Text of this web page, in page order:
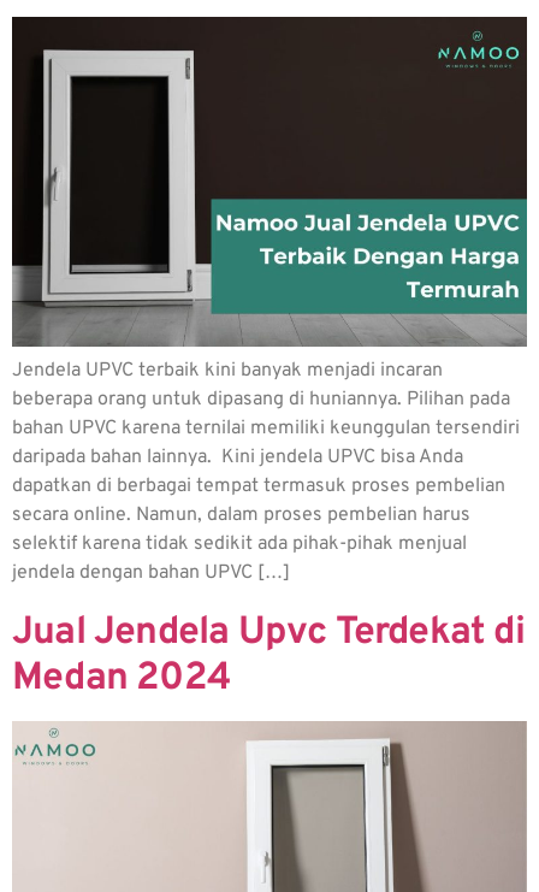
Jendela UPVC terbaik kini banyak menjadi incaran
beberapa orang untuk dipasang di huniannya. Pilihan pada
bahan UPVC karena ternilai memiliki keunggulan tersendiri
daripada bahan lainnya. Kini jendela UPVC bisa Anda
dapatkan di berbagai tempat termasuk proses pembelian
secara online. Namun, dalam proses pembelian harus
selektif karena tidak sedikit ada pihak-pihak menjual
jendela dengan bahan UPVC […]
Jual Jendela Upvc Terdekat di
Medan 2024